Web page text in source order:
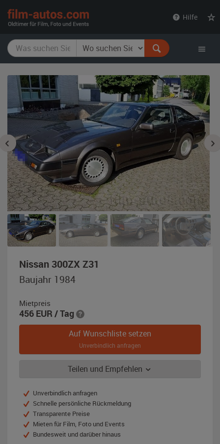
Hilfe
Nissan 300ZX Z31
Baujahr 1984
Mietpreis
456 EUR / Tag
Auf Wunschliste setzen
Unverbindlich anfragen
Teilen und Empfehlen
Unverbindlich anfragen
Schnelle persönliche Rückmeldung
Transparente Preise
Mieten für Film, Foto und Events
Bundesweit und darüber hinaus